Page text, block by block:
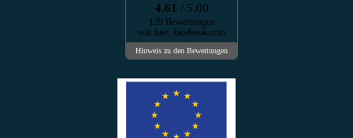
4.61 / 5.00
129 Bewertungen
von hier, facebook.com
Hinweis zu den Bewertungen